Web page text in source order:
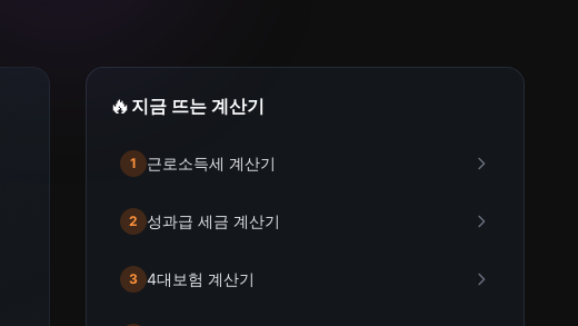
🔥 지금 뜨는 계산기
1 근로소득세 계산기
2 성과급 세금 계산기
3 4대보험 계산기